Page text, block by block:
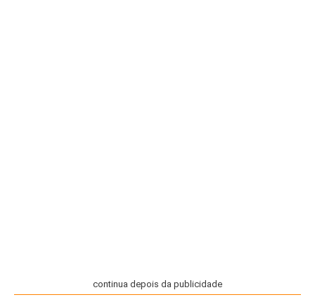
continua depois da publicidade